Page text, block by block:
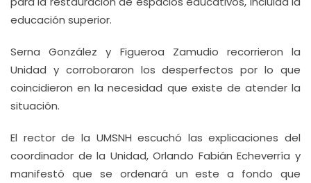
educación superior.
Serna González y Figueroa Zamudio recorrieron la
Unidad y corroboraron los desperfectos por lo que
coincidieron en la necesidad que existe de atender la
situación.
El rector de la UMSNH escuchó las explicaciones del
coordinador de la Unidad, Orlando Fabián Echeverría y
manifestó que se ordenará un este a fondo que